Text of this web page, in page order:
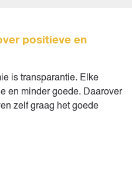
positieve en
is transparantie. Elke
en minder goede. Daarover
zelf graag het goede